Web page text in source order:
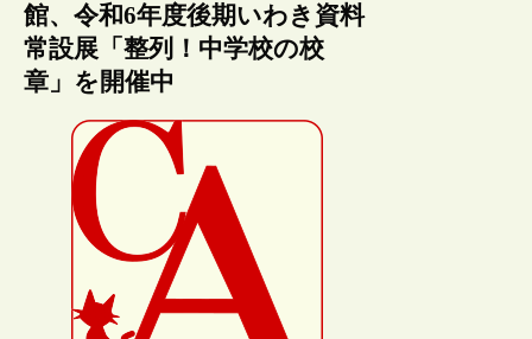
館、令和6年度後期いわき資料
常設展「整列！中学校の校
章」を開催中